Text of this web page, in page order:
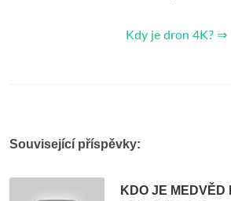
Kdy je dron 4K? ⇒
Související příspěvky:
KDO JE MEDVĚD